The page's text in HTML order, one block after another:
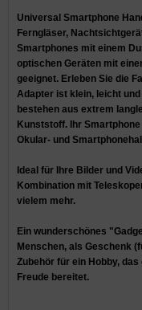
Universal Smartphone
Ferngläser,
Smartphones mit einem
optischen Geräten mit
geeignet. Erleben Sie die
Adapter ist klein, leicht
bestehen aus extrem
Kunststoff. Ihr
Okular- und
Ideal für Ihre Bilder und
Kombination mit
vielem mehr.
Ein wunderschönes
Menschen, als Geschenk
Zubehör für ein Hobby,
Freude bereitet.